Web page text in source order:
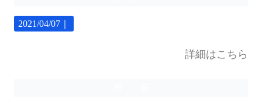
2021/04/07｜
詳細はこちら